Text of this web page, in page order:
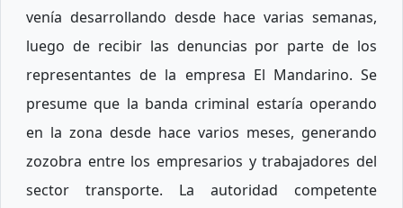
venía desarrollando desde hace varias semanas,
luego de recibir las denuncias por parte de los
representantes de la empresa El Mandarino. Se
presume que la banda criminal estaría operando
en la zona desde hace varios meses, generando
zozobra entre los empresarios y trabajadores del
sector transporte. La autoridad competente